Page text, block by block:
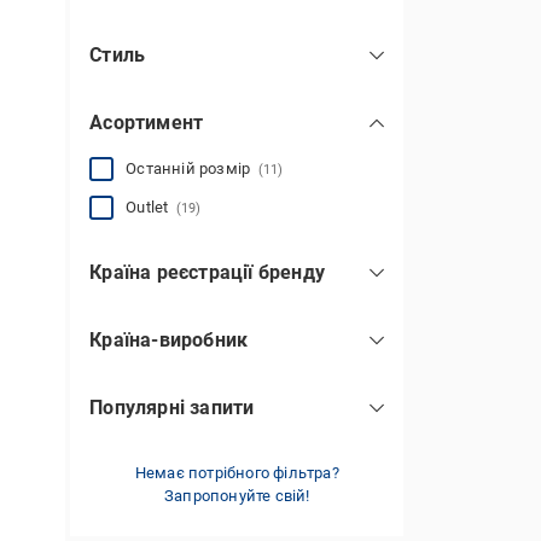
Стиль
спортивний
Асортимент
Останній розмір (11)
Outlet (19)
Країна реєстрації бренду
Швейцарія(16)
Країна-виробник
Україна(7)
Популярні запити
в рубчик(1)
Немає потрібного фільтра?
Запропонуйте свій!